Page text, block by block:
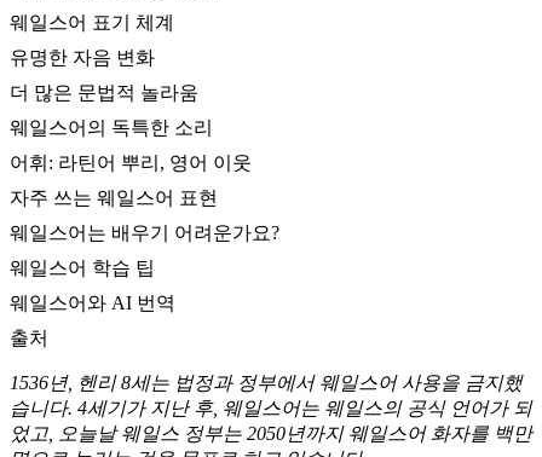
웨일스어 표기 체계
유명한 자음 변화
더 많은 문법적 놀라움
웨일스어의 독특한 소리
어휘: 라틴어 뿌리, 영어 이웃
자주 쓰는 웨일스어 표현
웨일스어는 배우기 어려운가요?
웨일스어 학습 팁
웨일스어와 AI 번역
출처
1536년, 헨리 8세는 법정과 정부에서 웨일스어 사용을 금지했
습니다. 4세기가 지난 후, 웨일스어는 웨일스의 공식 언어가 되
었고, 오늘날 웨일스 정부는 2050년까지 웨일스어 화자를 백만